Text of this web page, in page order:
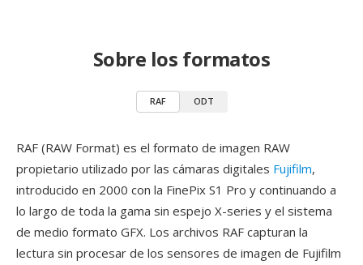
Sobre los formatos
RAF ODT
RAF (RAW Format) es el formato de imagen RAW
propietario utilizado por las cámaras digitales Fujifilm,
introducido en 2000 con la FinePix S1 Pro y continuando a
lo largo de toda la gama sin espejo X-series y el sistema
de medio formato GFX. Los archivos RAF capturan la
lectura sin procesar de los sensores de imagen de Fujifilm